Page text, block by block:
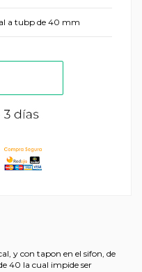
a tubp de 40 mm
y con tapon en el sifon, de
40 la cual impide ser